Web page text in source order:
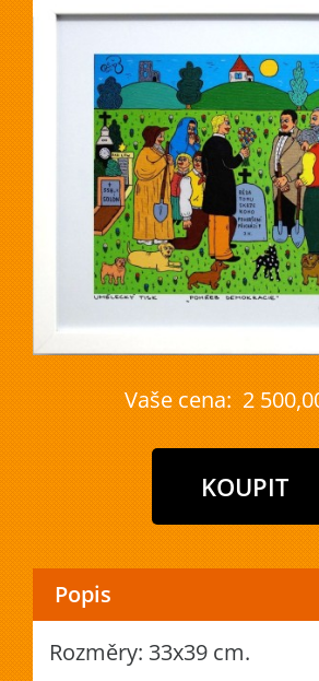
Vaše cena: 2
Popis
Rozměry: 33x39 cm.